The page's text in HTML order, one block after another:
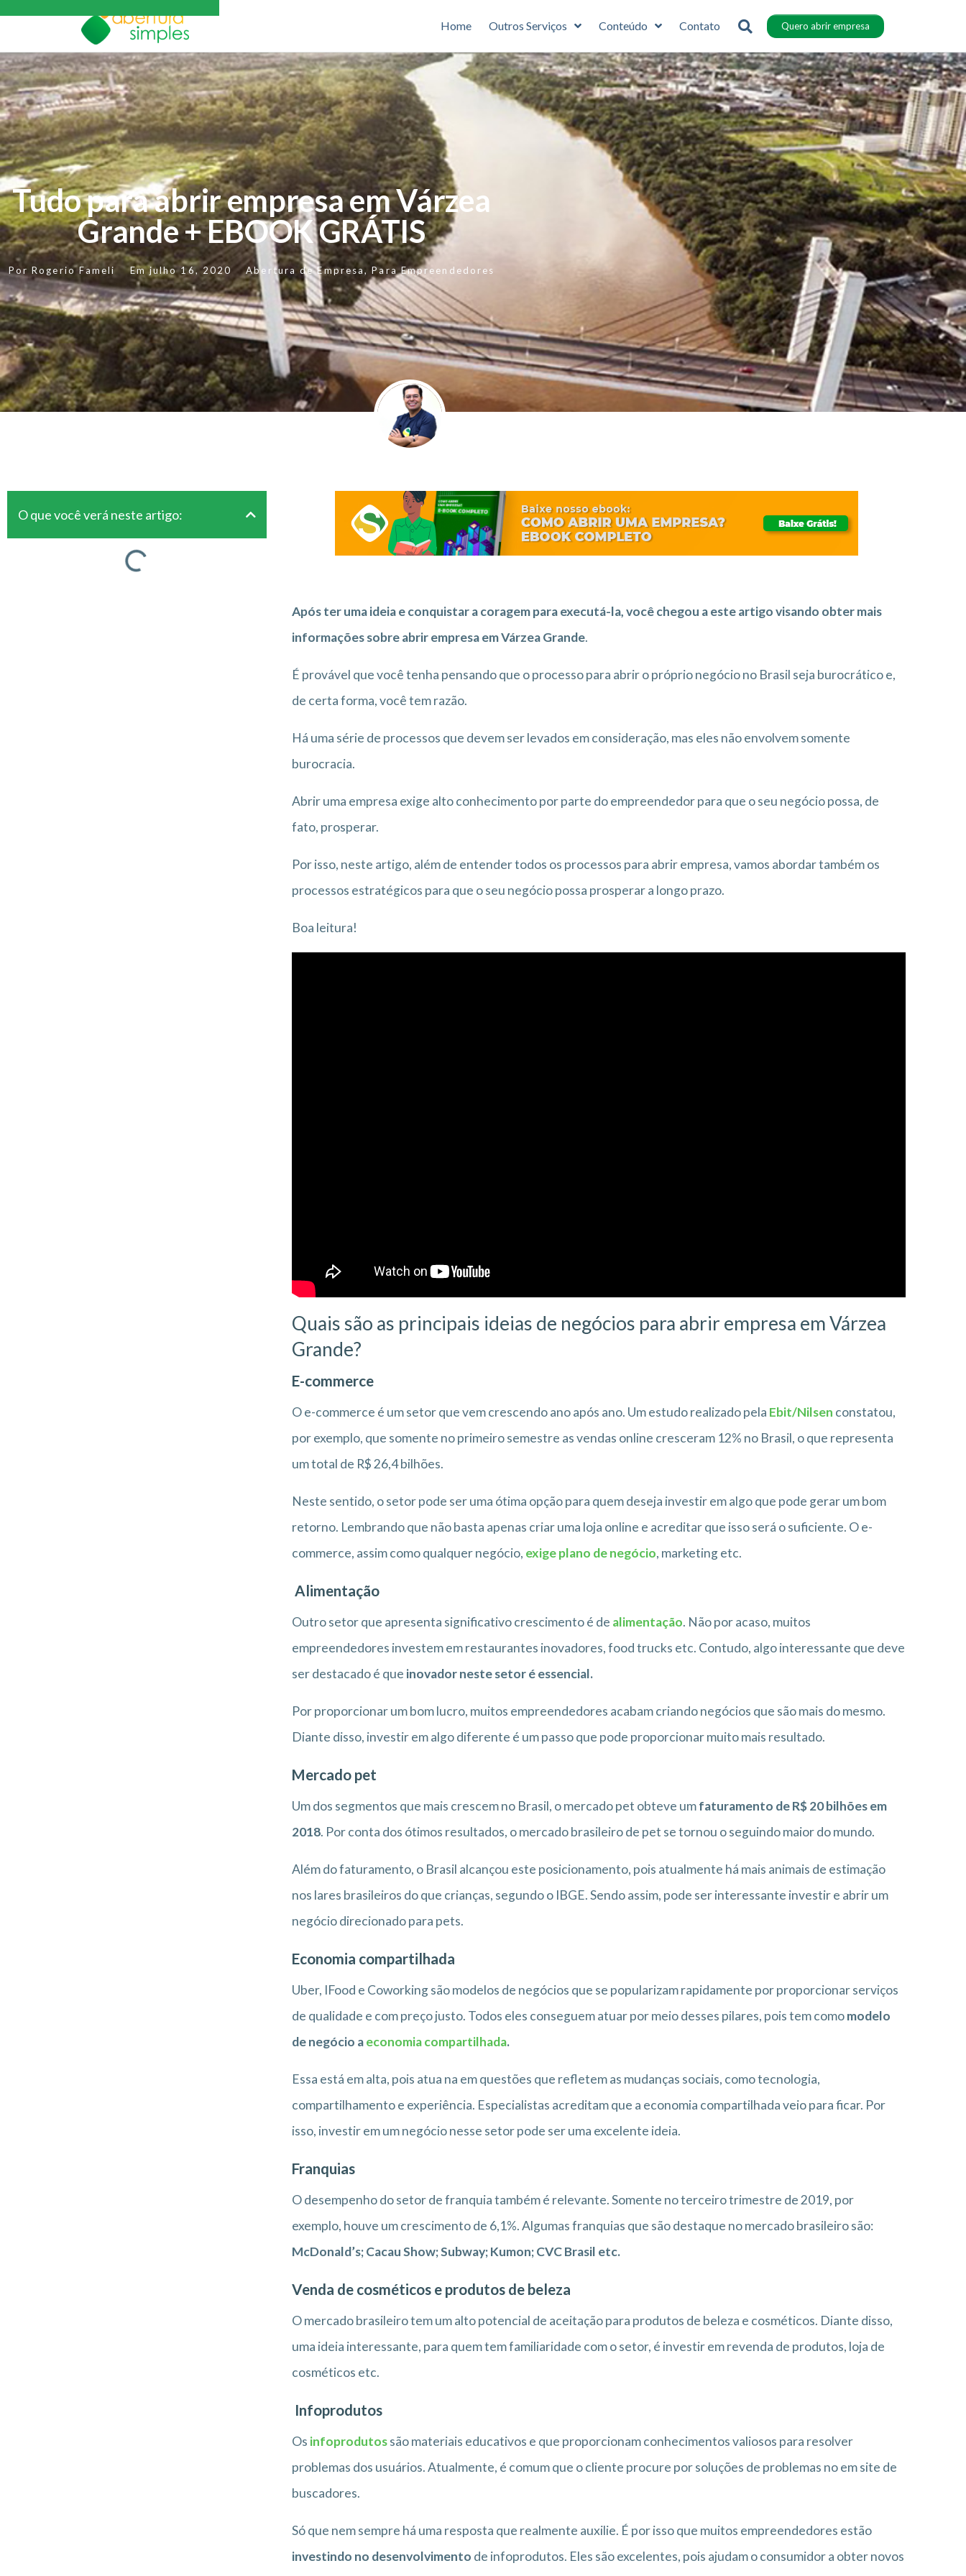
Home Outros Serviços Conteúdo Contato Quero abrir empresa
Tudo para abrir empresa em Várzea
Grande + EBOOK GRÁTIS
Por Rogerio Fameli Em julho 16, 2020 Abertura de Empresa,Para Empreendedores
O que você verá neste artigo:
Após ter uma ideia e conquistar a coragem para executá-la, você chegou a este artigo visando obter mais
informações sobre abrir empresa em Várzea Grande.
É provável que você tenha pensando que o processo para abrir o próprio negócio no Brasil seja burocrático e,
de certa forma, você tem razão.
Há uma série de processos que devem ser levados em consideração, mas eles não envolvem somente
burocracia.
Abrir uma empresa exige alto conhecimento por parte do empreendedor para que o seu negócio possa, de
fato, prosperar.
Por isso, neste artigo, além de entender todos os processos para abrir empresa, vamos abordar também os
processos estratégicos para que o seu negócio possa prosperar a longo prazo.
Boa leitura!
Quais são as principais ideias de negócios para abrir empresa em Várzea
Grande?
E-commerce
O e-commerce é um setor que vem crescendo ano após ano. Um estudo realizado pela Ebit/Nilsen constatou,
por exemplo, que somente no primeiro semestre as vendas online cresceram 12% no Brasil, o que representa
um total de R$ 26,4 bilhões.
Neste sentido, o setor pode ser uma ótima opção para quem deseja investir em algo que pode gerar um bom
retorno. Lembrando que não basta apenas criar uma loja online e acreditar que isso será o suficiente. O e-
commerce, assim como qualquer negócio, exige plano de negócio, marketing etc.
Alimentação
Outro setor que apresenta significativo crescimento é de alimentação. Não por acaso, muitos
empreendedores investem em restaurantes inovadores, food trucks etc. Contudo, algo interessante que deve
ser destacado é que inovador neste setor é essencial.
Por proporcionar um bom lucro, muitos empreendedores acabam criando negócios que são mais do mesmo.
Diante disso, investir em algo diferente é um passo que pode proporcionar muito mais resultado.
Mercado pet
Um dos segmentos que mais crescem no Brasil, o mercado pet obteve umfaturamento de R$ 20 bilhões em
2018. Por conta dos ótimos resultados, o mercado brasileiro de pet se tornou o seguindo maior do mundo.
Além do faturamento, o Brasil alcançou este posicionamento, pois atualmente há mais animais de estimação
nos lares brasileiros do que crianças, segundo o IBGE. Sendo assim, pode ser interessante investir e abrir um
negócio direcionado para pets.
Economia compartilhada
Uber, IFood e Coworking são modelos de negócios que se popularizam rapidamente por proporcionar serviços
de qualidade e com preço justo. Todos eles conseguem atuar por meio desses pilares, pois tem comomodelo
de negócio aeconomia compartilhada.
Essa está em alta, pois atua na em questões que refletem as mudanças sociais, como tecnologia,
compartilhamento e experiência. Especialistas acreditam que a economia compartilhada veio para ficar. Por
isso, investir em um negócio nesse setor pode ser uma excelente ideia.
Franquias
O desempenho do setor de franquia também é relevante. Somente no terceiro trimestre de 2019, por
exemplo, houve um crescimento de 6,1%. Algumas franquias que são destaque no mercado brasileiro são:
McDonald’s; Cacau Show; Subway; Kumon; CVC Brasil etc.
Venda de cosméticos e produtos de beleza
O mercado brasileiro tem um alto potencial de aceitação para produtos de beleza e cosméticos. Diante disso,
uma ideia interessante, para quem tem familiaridade com o setor, é investir em revenda de produtos, loja de
cosméticos etc.
Infoprodutos
Os infoprodutossão materiais educativos e que proporcionam conhecimentos valiosos para resolver
problemas dos usuários. Atualmente, é comum que o cliente procure por soluções de problemas no em site de
buscadores.
Só que nem sempre há uma resposta que realmente auxilie. É por isso que muitos empreendedores estão
investindo no desenvolvimento de infoprodutos. Eles são excelentes, pois ajudam o consumidor a obter novos